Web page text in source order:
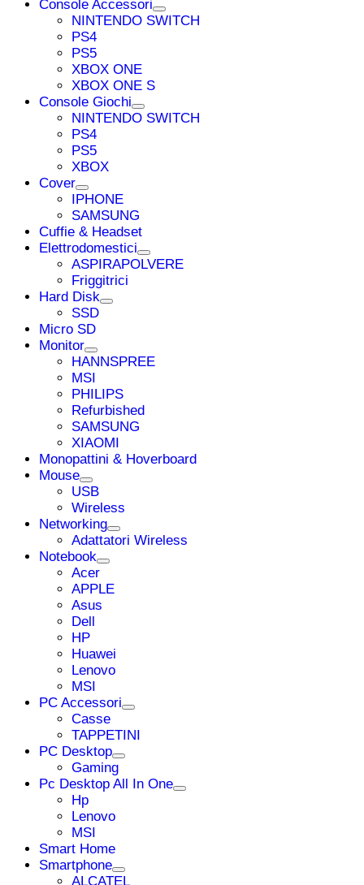
Console Accessori
NINTENDO SWITCH
PS4
PS5
XBOX ONE
XBOX ONE S
Console Giochi
NINTENDO SWITCH
PS4
PS5
XBOX
Cover
IPHONE
SAMSUNG
Cuffie & Headset
Elettrodomestici
ASPIRAPOLVERE
Friggitrici
Hard Disk
SSD
Micro SD
Monitor
HANNSPREE
MSI
PHILIPS
Refurbished
SAMSUNG
XIAOMI
Monopattini & Hoverboard
Mouse
USB
Wireless
Networking
Adattatori Wireless
Notebook
Acer
APPLE
Asus
Dell
HP
Huawei
Lenovo
MSI
PC Accessori
Casse
TAPPETINI
PC Desktop
Gaming
Pc Desktop All In One
Hp
Lenovo
MSI
Smart Home
Smartphone
ALCATEL